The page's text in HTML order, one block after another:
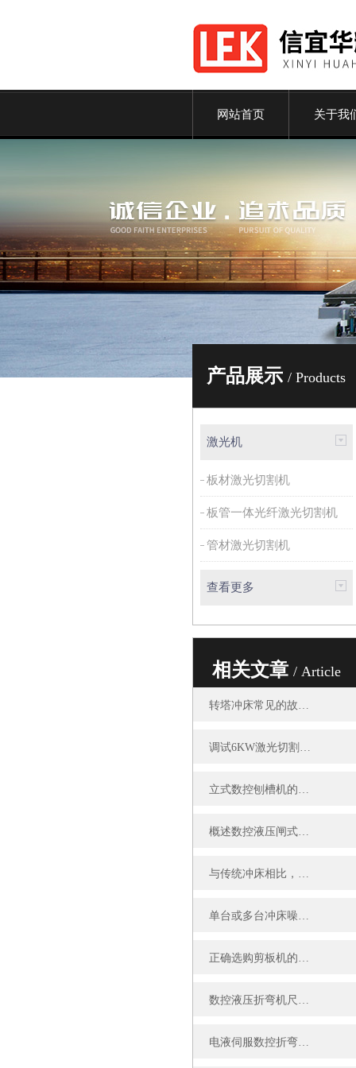
网站首页 关于我
产品展示/ Products
激光机
板材激光切割机
板管一体光纤激光切割机
管材激光切割机
查看更多
相关文章 / Article
概述数控液压闸式剪板机的未来发展趋势